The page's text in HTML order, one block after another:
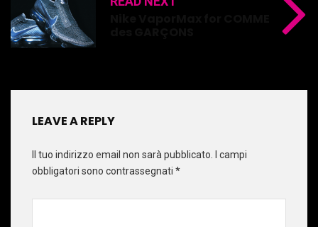
LEAVE A REPLY
Il tuo indirizzo email non sarà pubblicato. I campi
obbligatori sono contrassegnati *